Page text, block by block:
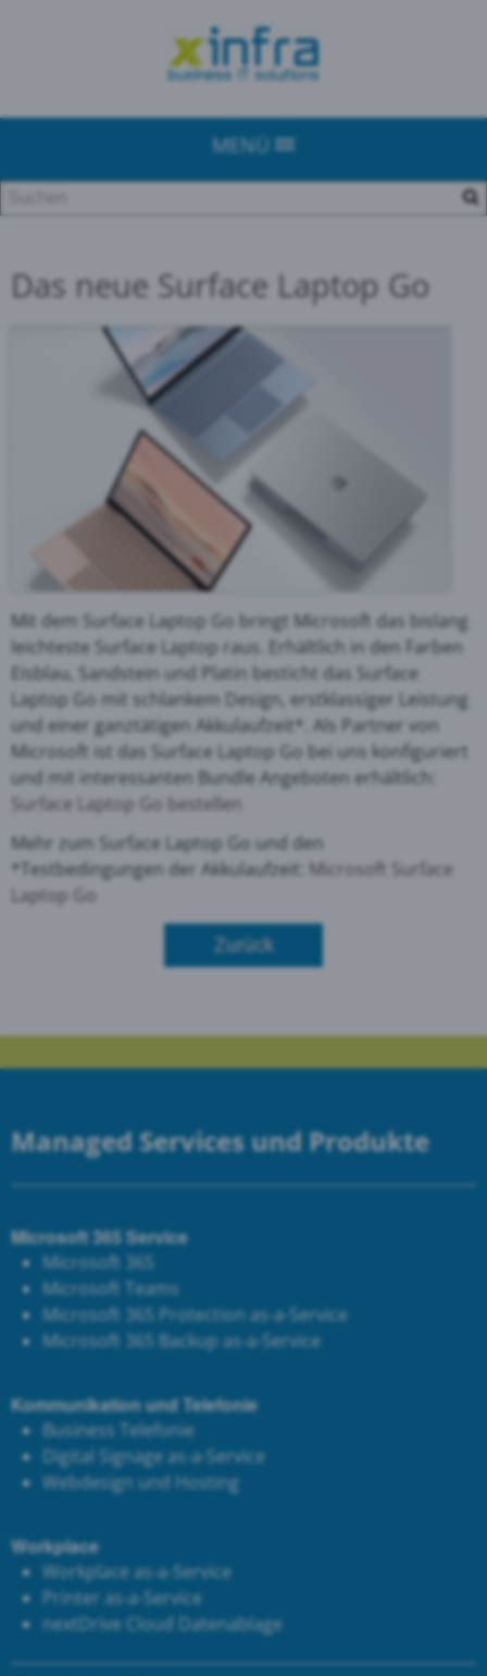
MENÜ
Das neue Surface Laptop Go
Mit dem Surface Laptop Go bringt Microsoft das bislang
leichteste Surface Laptop raus. Erhältlich in den Farben
Eisblau, Sandstein und Platin besticht das Surface
Laptop Go mit schlankem Design, erstklassiger Leistung
und einer ganztätigen Akkulaufzeit*. Als Partner von
Microsoft ist das Surface Laptop Go bei uns konfiguriert
und mit interessanten Bundle Angeboten erhältlich:
Surface Laptop Go bestellen
Mehr zum Surface Laptop Go und den
*Testbedingungen der Akkulaufzeit: Microsoft Surface
Laptop Go
Zurück
Managed Services und Produkte
Microsoft 365 Service
Microsoft 365
Microsoft Teams
Microsoft 365 Protection as-a-Service
Microsoft 365 Backup as-a-Service
Kommunikation und Telefonie
Business Telefonie
Digital Signage as-a-Service
Webdesign und Hosting
Workplace
Workplace as-a-Service
Printer as-a-Service
nextDrive Cloud Datenablage